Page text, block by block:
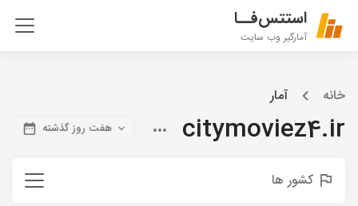
استتس‌فــا
آمارگیر وب سایت
خانه آمار
citymoviez4.ir هفت روز گذشته
کشور ها